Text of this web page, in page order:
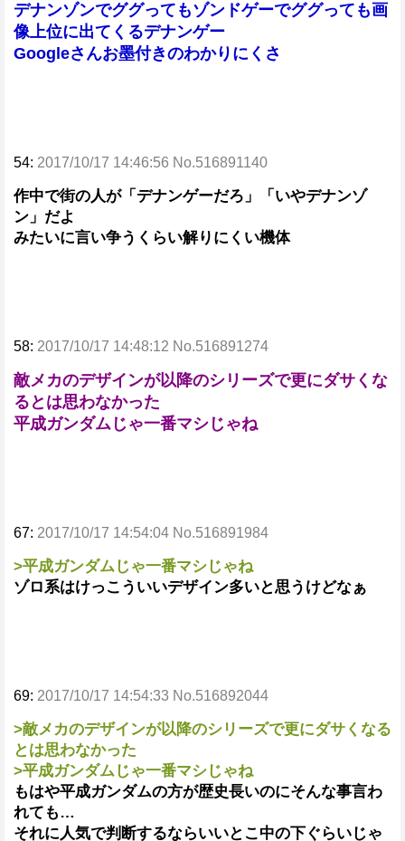
デナンゾンでググってもゾンドゲーでググっても画
像上位に出てくるデナンゲー
Googleさんお墨付きのわかりにくさ
54: 2017/10/17 14:46:56 No.516891140
作中で街の人が「デナンゲーだろ」「いやデナンゾ
ン」だよ
みたいに言い争うくらい解りにくい機体
58: 2017/10/17 14:48:12 No.516891274
敵メカのデザインが以降のシリーズで更にダサくな
るとは思わなかった
平成ガンダムじゃ一番マシじゃね
67: 2017/10/17 14:54:04 No.516891984
>平成ガンダムじゃ一番マシじゃね
ゾロ系はけっこういいデザイン多いと思うけどなぁ
69: 2017/10/17 14:54:33 No.516892044
>敵メカのデザインが以降のシリーズで更にダサくなる
とは思わなかった
>平成ガンダムじゃ一番マシじゃね
もはや平成ガンダムの方が歴史長いのにそんな事言わ
れても…
それに人気で判断するならいいとこ中の下ぐらいじゃ